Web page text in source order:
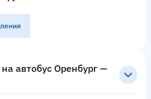
автобус Оренбург —